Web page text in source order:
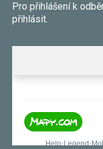
Pro přihlášení k
přihlásit.